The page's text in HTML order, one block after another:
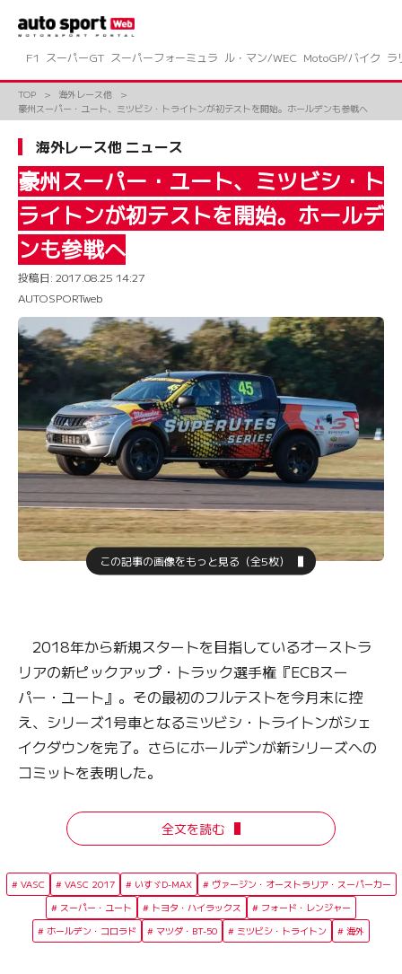
ツ
キ
F1 スーパーGT スーパーフォーミュラ ル・マン/WEC MotoGP/バイク ラ
TOP
海外レース他
豪州スーパー・ユート、ミツビシ・トライトンが初テストを開始。ホールデンも参戦へ
海外レース他 ニュース
豪州スーパー・ユート、ミツビシ・ト
ライトンが初テストを開始。ホールデ
ンも参戦へ
投稿日: 2017.08.25 14:27
AUTOSPORTweb
この記事の画像をもっと見る（全5枚）
2018年から新規スタートを目指しているオーストラ
リアの新ピックアップ・トラック選手権『ECBスー
パー・ユート』。その最初のフルテストを今月末に控
え、シリーズ1号車となるミツビシ・トライトンがシェ
イクダウンを完了。さらにホールデンが新シリーズへの
コミットを表明した。
全文を読む
VASC VASC 2017 いすゞD-MAX
ヴァージン・オーストラリア・スーパーカー
スーパー・ユート
トヨタ・ハイラックス
フォード・レンジャー
ホールデン・コロラド
マツダ・BT-50 ミツビシ・トライトン 海外